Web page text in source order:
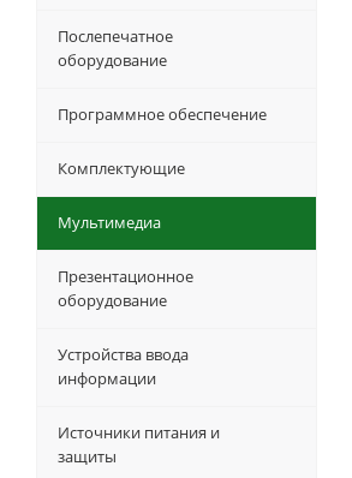
Послепечатное
оборудование
Программное обеспечение
Комплектующие
Мультимедиа
Презентационное
оборудование
Устройства ввода
информации
Источники питания и
защиты